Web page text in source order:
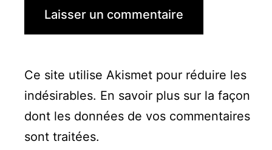
Ce site utilise Akismet pour réduire les
indésirables. En savoir plus sur la façon
dont les données de vos commentaires
sont traitées.